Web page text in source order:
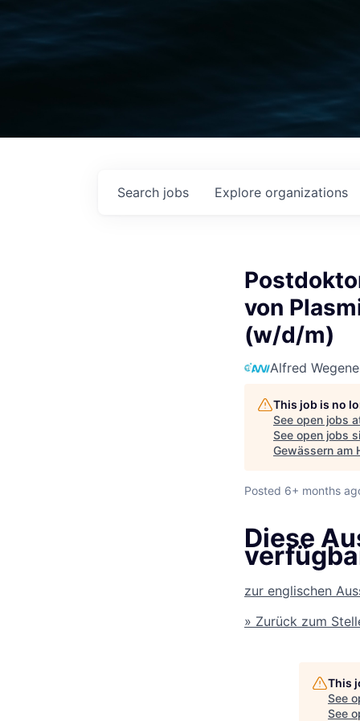
Search jobs Explore organizations
von
(w/d/m)
Alfred
This job is no
See open jobs
See open jobs
Gewässern am
Posted 6+ months
Diese
zur englischen
» Zurück zum
This
See
See